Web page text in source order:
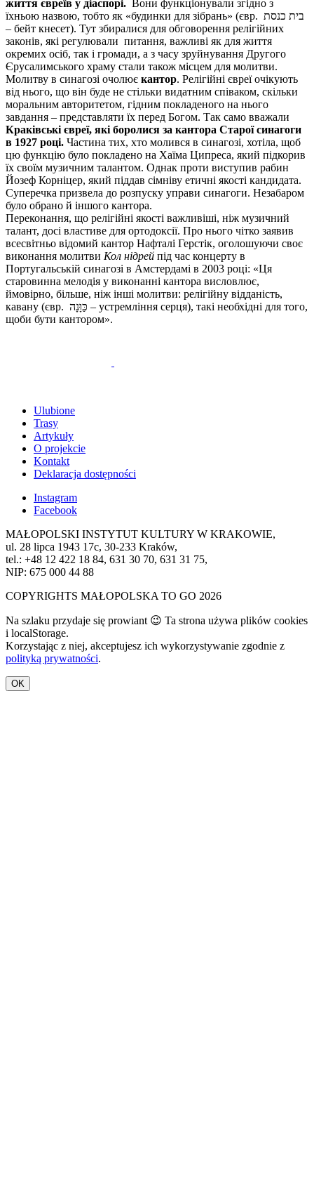
життя євреїв у діаспорі. Вони функціонували згідно з
їхньою назвою, тобто як «будинки для зібрань» (євр. בית כנסת
– бейт кнесет). Тут збиралися для обговорення релігійних
законів, які регулювали питання, важливі як для життя
окремих осіб, так і громади, а з часу зруйнування Другого
Єрусалимського храму стали також місцем для молитви.
Молитву в синагозі очолює кантор. Релігійні євреї очікують
від нього, що він буде не стільки видатним співаком, скільки
моральним авторитетом, гідним покладеного на нього
завдання – представляти їх перед Богом. Так само вважали
Краківські євреї, які боролися за кантора Старої синагоги
в 1927 році. Частина тих, хто молився в синагозі, хотіла, щоб
цю функцію було покладено на Хаїма Ципреса, який підкорив
їх своїм музичним талантом. Однак проти виступив рабин
Йозеф Корніцер, який піддав сімніву етичні якості кандидата.
Суперечка призвела до розпуску управи синагоги. Незабаром
було обрано й іншого кантора.
Переконання, що релігійні якості важливіші, ніж музичний
талант, досі властиве для ортодоксії. Про нього чітко заявив
всесвітньо відомий кантор Нафталі Герстiк, оголошуючи своє
виконання молитви Кол нідрей під час концерту в
Португальській синагозі в Амстердамі в 2003 році: «Ця
старовинна мелодія у виконанні кантора висловлює,
ймовірно, більше, ніж інші молитви: релігійну відданість,
кавану (євр. כַּוָּנָה – устремління серця), такі необхідні для того,
щоби бути кантором».
Ulubione
Trasy
Artykuły
O projekcie
Kontakt
Deklaracja dostępności
Instagram
Facebook
MAŁOPOLSKI INSTYTUT KULTURY W KRAKOWIE,
ul. 28 lipca 1943 17c, 30-233 Kraków,
tel.: +48 12 422 18 84, 631 30 70, 631 31 75,
NIP: 675 000 44 88
COPYRIGHTS MAŁOPOLSKA TO GO 2026
Na szlaku przydaje się prowiant 😉 Ta strona używa plików cookies
i localStorage.
Korzystając z niej, akceptujesz ich wykorzystywanie zgodnie z
polityką prywatności.
OK